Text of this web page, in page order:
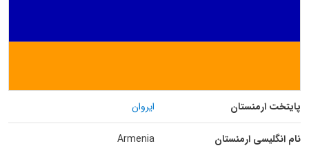
پایتخت ارمنستان ایروان
نام انگلیسی ارمنستان Armenia